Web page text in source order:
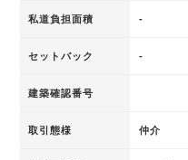
私道負担面積 -
セットバック -
建築確認番号
取引態様 仲介